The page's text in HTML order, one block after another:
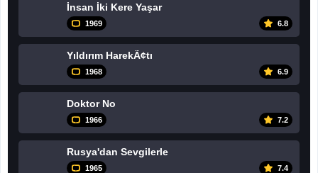
İnsan İki Kere Yaşar
1969 6.8
Yıldırım HarekÃ¢tı
1968 6.9
Doktor No
1966 7.2
Rusya'dan Sevgilerle
1965 7.4